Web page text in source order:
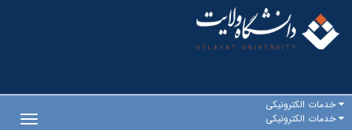
خدمات الکترونیکی
خدمات الکترونیکی